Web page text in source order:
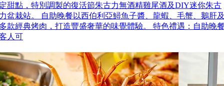
甜點，特別調製的復活節朱古力無酒精雞尾酒及DIY迷你朱古
盆栽站。 自助晚餐以西伯利亞鱘魚子醬、龍蝦、毛蟹、鵝肝
款經典烤肉，打造豐盛奢華的味覺體驗。 特色禮遇：自助晚
人可